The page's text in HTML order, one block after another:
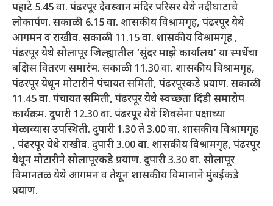
पहाटे 5.45 वा. पंढरपूर देवस्थान मंदिर परिसर येथे नदीघाटाचे
लोकार्पण. सकाळी 6.15 वा. शासकीय विश्रामगृह, पंढरपूर येथे
आगमन व राखीव. सकाळी 11.15 वा. शासकीय विश्रामगृह ,
पंढरपूर येथे सोलापूर जिल्ह्यातील ‘सुंदर माझे कार्यालय’ या स्पर्धेचा
बक्षिस वितरण समारंभ. सकाळी 11.30 वा. शासकीय विश्रामगृह,
पंढरपूर येथून मोटारीने पंचायत समिती, पंढरपूरकडे प्रयाण. सकाळी
11.45 वा. पंचायत समिती, पंढरपूर येथे स्वच्छता दिंडी समारोप
कार्यक्रम. दुपारी 12.30 वा. पंढरपूर येथे शिवसेना पक्षाच्या
मेळाव्यास उपस्थिती. दुपारी 1.30 ते 3.00 वा. शासकीय विश्रामगृह
, पंढरपूर येथे राखीव. दुपारी 3.00 वा. शासकीय विश्रामगृह, पंढरपूर
येथून मोटारीने सोलापूरकडे प्रयाण. दुपारी 3.30 वा. सोलापूर
विमानतळ येथे आगमन व तेथून शासकीय विमानाने मुंबईकडे
प्रयाण.